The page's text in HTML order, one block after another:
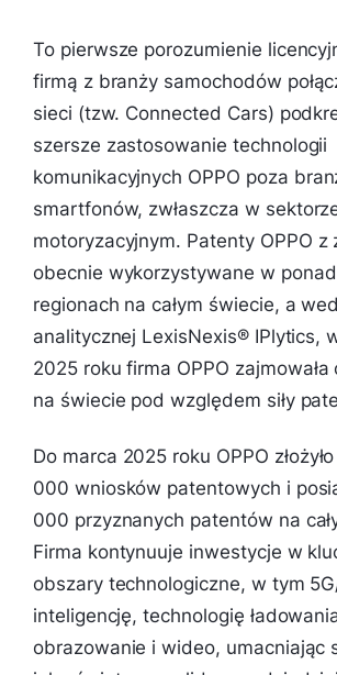
To pierwsze porozumienie
firmą z branży samochodów
sieci (tzw. Connected Cars)
szersze zastosowanie technologii
komunikacyjnych OPPO poza
smartfonów, zwłaszcza w
motoryzacyjnym. Patenty OPPO z
obecnie wykorzystywane w
regionach na całym świecie, a
analitycznej LexisNexis® IPlytics,
2025 roku firma OPPO
na świecie pod względem siły
Do marca 2025 roku OPPO
000 wniosków patentowych i
000 przyznanych patentów na
Firma kontynuuje inwestycje w
obszary technologiczne, w tym
inteligencję, technologię
obrazowanie i wideo, umacniając